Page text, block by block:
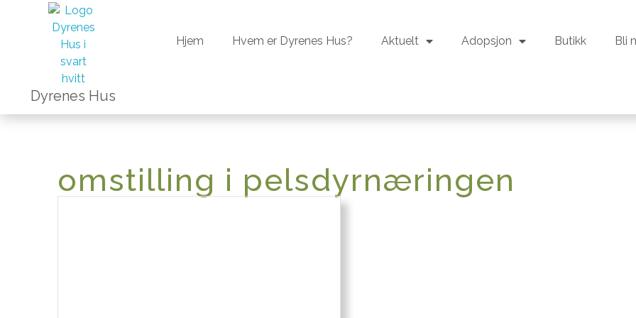
Dyrenes Hus
Hjem Hvem er Dyrenes Hus? Aktuelt Adopsjon Butikk Bli
Hjem Hvem er Dyrenes Hus? Aktuelt Adopsjon Butikk Bli
omstilling i pelsdyrnæringen